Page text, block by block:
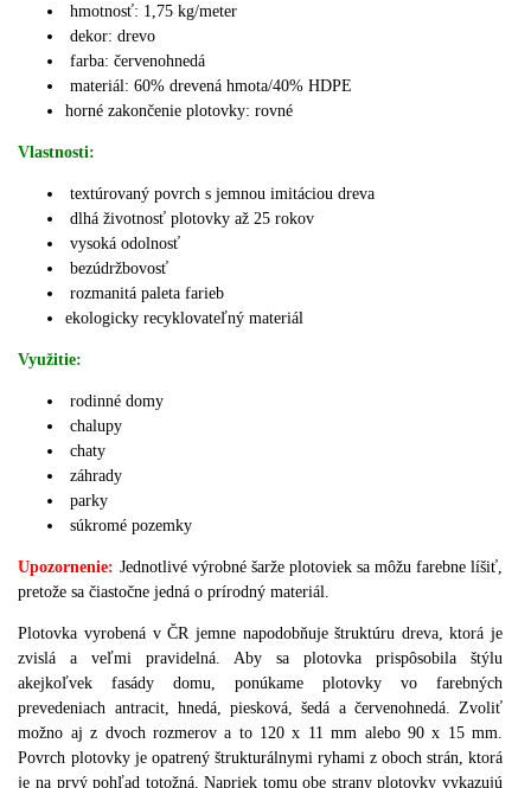
hmotnosť: 1,75 kg/meter
dekor: drevo
farba: červenohnedá
materiál:60% drevená hmota/40% HDPE
horné zakončenie plotovky: rovné
Vlastnosti:
textúrovaný povrch s jemnou imitáciou dreva
dlhá životnosť plotovky až 25 rokov
vysoká odolnosť
bezúdržbovosť
rozmanitá paleta farieb
ekologicky recyklovateľný materiál
Využitie:
rodinné domy
chalupy
chaty
záhrady
parky
súkromé pozemky
Upozornenie: Jednotlivé výrobné šarže plotoviek sa môžu farebne líšiť,
pretože sa čiastočne jedná o prírodný materiál.
Plotovka vyrobená v ČR jemne napodobňuje štruktúru dreva, ktorá je
zvislá a veľmi pravidelná.
Aby sa plotovka prispôsobila štýlu
akejkoľvek fasády domu, ponúkame plotovky vo farebných
prevedeniach antracit, hnedá, piesková, šedá a červenohnedá.
Zvoliť
možno aj z dvoch rozmerov a to 120 x 11 mm alebo 90 x 15 mm.
Povrch plotovky je opatrený štrukturálnymi ryhami z oboch strán, ktorá
je na prvý pohľad totožná. Napriek tomu obe strany plotovky vykazujú